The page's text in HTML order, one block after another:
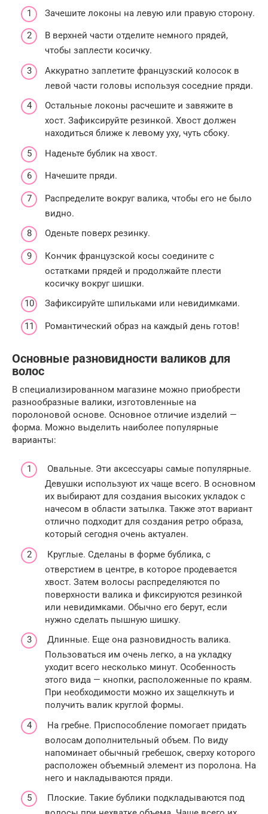
Зачешите локоны на левую или правую сторону.
В верхней части отделите немного прядей,
чтобы заплести косичку.
Аккуратно заплетите французский колосок в
левой части головы используя соседние пряди.
Остальные локоны расчешите и завяжите в
хост. Зафиксируйте резинкой. Хвост должен
находиться ближе к левому уху, чуть сбоку.
Наденьте бублик на хвост.
Начешите пряди.
Распределите вокруг валика, чтобы его не было
видно.
Оденьте поверх резинку.
Кончик французской косы соедините с
остатками прядей и продолжайте плести
косичку вокруг шишки.
Зафиксируйте шпильками или невидимками.
Романтический образ на каждый день готов!
Основные разновидности валиков для
волос
В специализированном магазине можно приобрести
разнообразные валики, изготовленные на
поролоновой основе. Основное отличие изделий —
форма. Можно выделить наиболее популярные
варианты:
Овальные. Эти аксессуары самые популярные.
Девушки используют их чаще всего. В основном
их выбирают для создания высоких укладок с
начесом в области затылка. Также этот вариант
отлично подходит для создания ретро образа,
который сегодня очень актуален.
Круглые. Сделаны в форме бублика, с
отверстием в центре, в которое продевается
хвост. Затем волосы распределяются по
поверхности валика и фиксируются резинкой
или невидимками. Обычно его берут, если
нужно сделать пышную шишку.
Длинные. Еще она разновидность валика.
Пользоваться им очень легко, а на укладку
уходит всего несколько минут. Особенность
этого вида — кнопки, расположенные по краям.
При необходимости можно их защелкнуть и
получить валик круглой формы.
На гребне. Приспособление помогает придать
волосам дополнительный объем. По виду
напоминает обычный гребешок, сверху которого
расположен объемный элемент из поролона. На
него и накладываются пряди.
Плоские. Такие бублики подкладываются под